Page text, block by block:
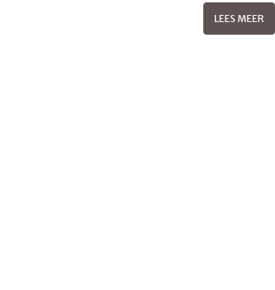
LEES MEER